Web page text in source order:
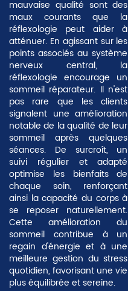
mauvaise qualité sont des
maux courants que la
réflexologie peut aider à
atténuer. En agissant sur les
points associés au système
nerveux central, la
réflexologie encourage un
sommeil réparateur. Il n'est
pas rare que les clients
signalent une amélioration
notable de la qualité de leur
sommeil après quelques
séances. De surcroît, un
suivi régulier et adapté
optimise les bienfaits de
chaque soin, renforçant
ainsi la capacité du corps à
se reposer naturellement.
Cette amélioration du
sommeil contribue à un
regain d'énergie et à une
meilleure gestion du stress
quotidien, favorisant une vie
plus équilibrée et sereine.